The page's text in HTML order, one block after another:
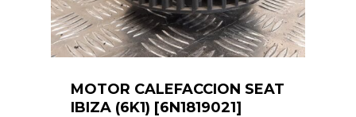
MOTOR CALEFACCION SEAT
IBIZA (6K1) [6N1819021]